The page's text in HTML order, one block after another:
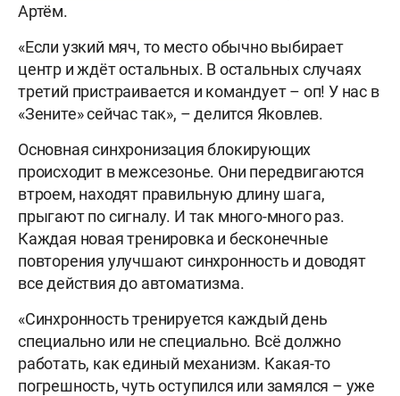
Артём.
«Если узкий мяч, то место обычно выбирает
центр и ждёт остальных. В остальных случаях
третий пристраивается и командует – оп! У нас в
«Зените» сейчас так», – делится Яковлев.
Основная синхронизация блокирующих
происходит в межсезонье. Они передвигаются
втроем, находят правильную длину шага,
прыгают по сигналу. И так много-много раз.
Каждая новая тренировка и бесконечные
повторения улучшают синхронность и доводят
все действия до автоматизма.
«Синхронность тренируется каждый день
специально или не специально. Всё должно
работать, как единый механизм. Какая-то
погрешность, чуть оступился или замялся – уже